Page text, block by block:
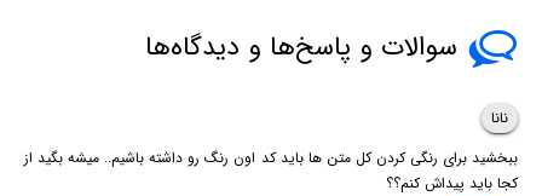
سوالات و پاسخ‌ها و دیدگاه‌ها
نانا
ببخشید برای رنگی کردن کل متن ها باید کد اون رنگ رو داشته باشیم.. میشه بگید از
کجا باید پیداش کنم؟؟